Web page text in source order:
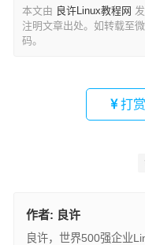
本文由 良许Linux教程网
注明文章出处。如转载至
码。
打赏
作者: 良许
良许，世界500强企业